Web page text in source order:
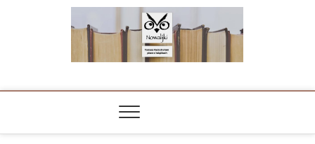
NOWALIJKI